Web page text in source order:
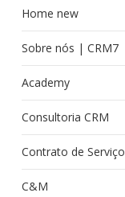
Home new
Sobre nós | CRM7
Academy
Consultoria CRM
Contrato de Serviço
C&M